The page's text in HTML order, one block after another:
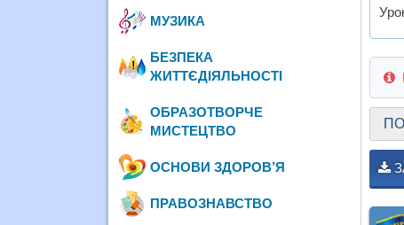
МУЗИКА
БЕЗПЕКА
ЖИТТЄДІЯЛЬНОСТІ
ОБРАЗОТВОРЧЕ
МИСТЕЦТВО
ОСНОВИ ЗДОРОВ’Я
ПРАВОЗНАВСТВО